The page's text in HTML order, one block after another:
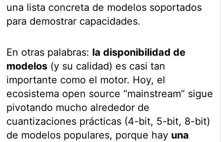
una lista concreta de modelos soportados
para demostrar capacidades.
En otras palabras: la disponibilidad de
modelos (y su calidad) es casi tan
importante como el motor. Hoy, el
ecosistema open source “mainstream” sigue
pivotando mucho alrededor de
cuantizaciones prácticas (4-bit, 5-bit, 8-bit)
de modelos populares, porque hay una